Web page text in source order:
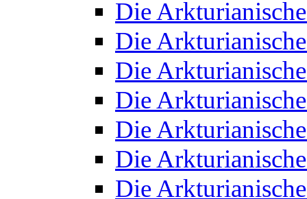
Die
Die
Die
Die
Die
Die
Die